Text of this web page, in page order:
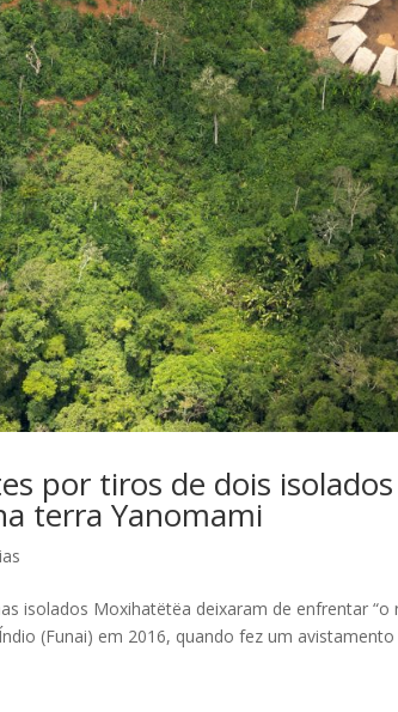
por tiros de dois
terra Yanomami
isolados Moxihatëtëa deixaram de enfrentar “o
(Funai) em 2016, quando fez um